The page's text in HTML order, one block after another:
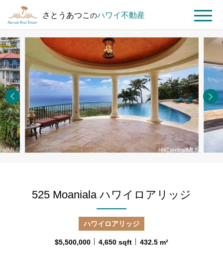
さとうあつこのハワイ不動産 MENU
ト
ッ
プ
ペ
ー
ジ
ハ
不
動
産
を
探
す
525
Moaniala
ハワイロ
アリッジ
525 Moaniala ハワイロアリッジ
ハワイロアリッジ
$5,500,000 4,650 sqft 432.5 m²